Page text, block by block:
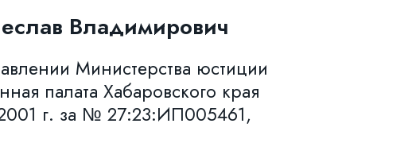
Владимирович
Министерства юстиции
палата Хабаровского края
г. за № 27:23:ИП005461,